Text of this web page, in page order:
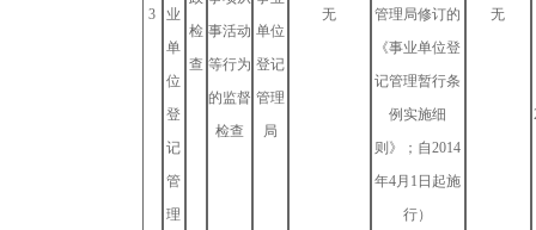
3
业
单
位
登
记
管
理
检
查
事活动
等行为
的监督
检查
单位
登记
管理
局
无
管理局修订的
《事业单位登
记管理暂行条
例实施细
则》；自2014
年4月1日起施
行）
无